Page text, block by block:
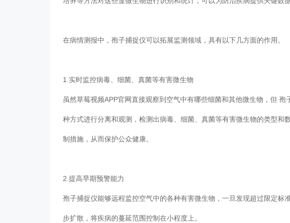
在病情测报中，孢子捕捉仪可以拓展监测领域，具有以下几方面的作用。
1.实时监控病毒、细菌、真菌等有害微生物
虽然草莓视频APP官网直接观察到空气中有哪些细菌和其他微生物，但 孢子
种方式进行分离和观测，检测出病毒、细菌、真菌等有害微生物的类型
制措施，从而保护公众健康。
2.提高早期预警能力
孢子捕捉仪能够远程监控空气中的各种有害微生物，一旦发现超过限定标准的
步扩散，将疾病的蔓延范围控制在小程度上。